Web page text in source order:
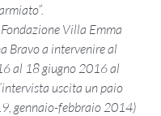
Villa Emma
Bravo a intervenire al
al 18 giugno 2016 al
uscita un paio
gennaio-febbraio 2014)